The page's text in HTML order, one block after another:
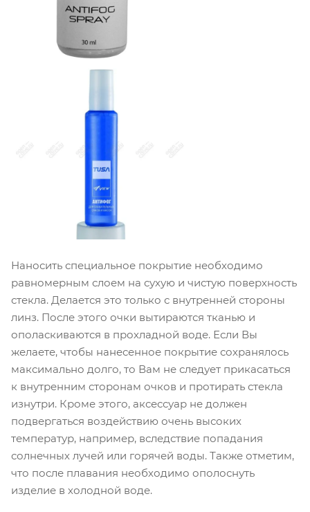
Наносить специальное покрытие необходимо
равномерным слоем на сухую и чистую поверхность
стекла. Делается это только с внутренней стороны
линз. После этого очки вытираются тканью и
ополаскиваются в прохладной воде. Если Вы
желаете, чтобы нанесенное покрытие сохранялось
максимально долго, то Вам не следует прикасаться
к внутренним сторонам очков и протирать стекла
изнутри. Кроме этого, аксессуар не должен
подвергаться воздействию очень высоких
температур, например, вследствие попадания
солнечных лучей или горячей воды. Также отметим,
что после плавания необходимо ополоснуть
изделие в холодной воде.